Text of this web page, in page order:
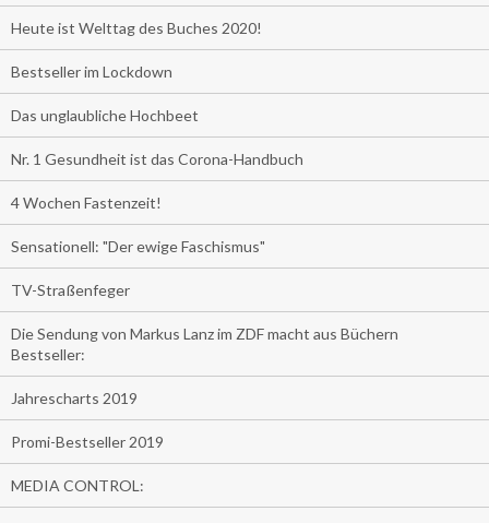
Heute ist Welttag des Buches 2020!
Bestseller im Lockdown
Das unglaubliche Hochbeet
Nr. 1 Gesundheit ist das Corona-Handbuch
4 Wochen Fastenzeit!
Sensationell: "Der ewige Faschismus"
TV-Straßenfeger
Die Sendung von Markus Lanz im ZDF macht aus Büchern
Bestseller:
Jahrescharts 2019
Promi-Bestseller 2019
MEDIA CONTROL: